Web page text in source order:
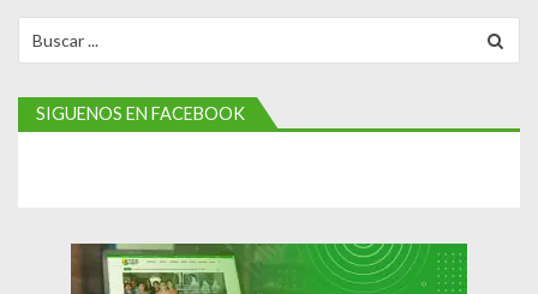
i
ó
n
for:
SIGUENOS EN FACEBOOK